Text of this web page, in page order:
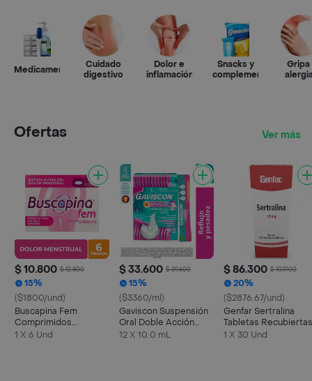
Medicamentos
Cuidado
digestivo
Dolor e
inflamación
Snacks y
complementos
Gripa
Ofertas Ver más
$ 10.800 $ 12.800
15%
($1800/und)
Buscapina Fem
Comprimidos
Recubiertos
1 X 6 Und
$ 33.600 $ 39.600
15%
($3360/ml)
Gaviscon Suspensión
Oral Doble Acción
Sachet
12 X 10.0 mL
$ 86.300 $ 107.900
20%
($2876.67/und)
Genfar Sertralina
Tabletas Recubiertas
(50 mg)
1 X 30 Und